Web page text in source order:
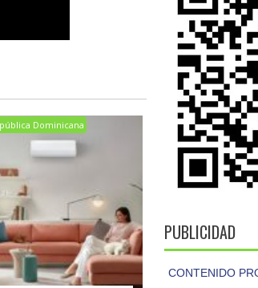
Dominicana
PUBLICIDAD